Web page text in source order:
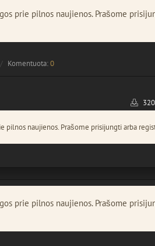
prie pilnos naujienos. Prašome
Komentuota:0
pilnos naujienos. Prašome prisijungti arba
prie pilnos naujienos. Prašome